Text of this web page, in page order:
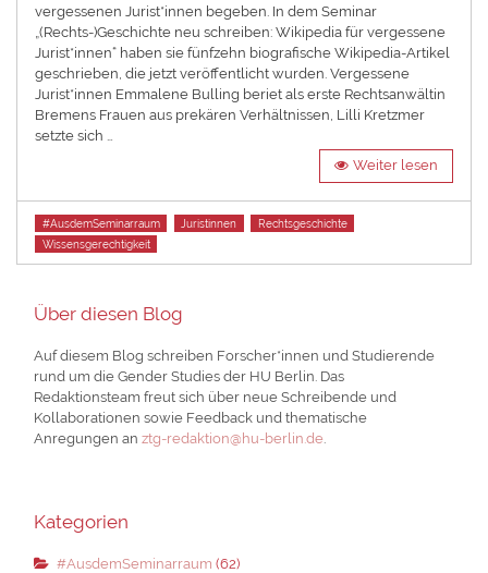
vergessenen Jurist*innen begeben. In dem Seminar
„(Rechts-)Geschichte neu schreiben: Wikipedia für vergessene
Jurist*innen“ haben sie fünfzehn biografische Wikipedia-Artikel
geschrieben, die jetzt veröffentlicht wurden. Vergessene
Jurist*innen Emmalene Bulling beriet als erste Rechtsanwältin
Bremens Frauen aus prekären Verhältnissen, Lilli Kretzmer
setzte sich …
Weiter lesen
Tags
#AusdemSeminarraum Juristinnen
Rechtsgeschichte
Wissensgerechtigkeit
Über diesen Blog
Auf diesem Blog schreiben Forscher*innen und Studierende
rund um die Gender Studies der HU Berlin. Das
Redaktionsteam freut sich über neue Schreibende und
Kollaborationen sowie Feedback und thematische
Anregungen anztg-redaktion@hu-berlin.de
Kategorien
#AusdemSeminarraum (62)